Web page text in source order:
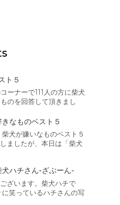
ト５
ーナーで111人の方に柴犬
のを回答して頂きまし
ト５を発表したいと思い
ます。 第5位
散歩の途中でよく出会...
なものベスト５
犬が嫌いなものベスト５
ましたが、本日は「柴犬
は・・・・・・・・・ 車
靴下 人間 同得票数が３
した。うちの子も靴下が
す...
ハチさん-ざぶーん-
ざいます。柴犬ハチで
笑っているハチさんの写